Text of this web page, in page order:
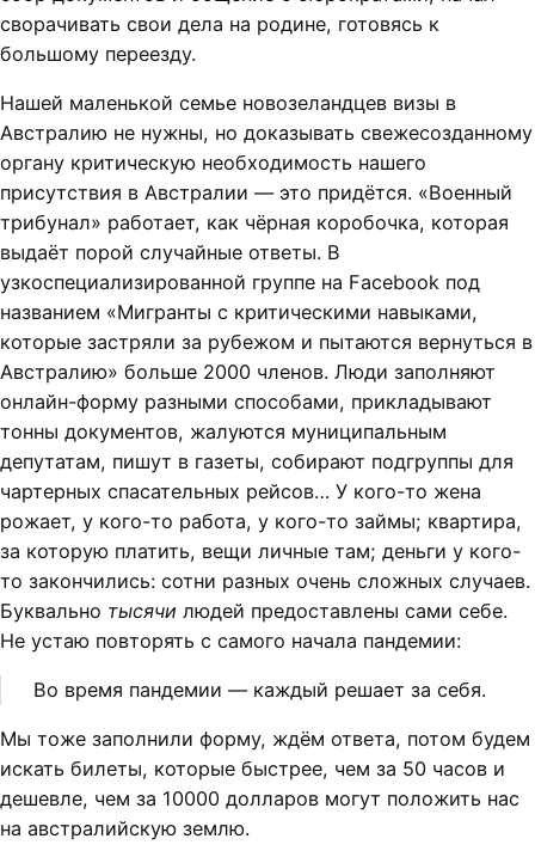
сворачивать свои дела на родине, готовясь к
большому переезду.
Нашей маленькой семье новозеландцев визы в
Австралию не нужны, но доказывать свежесозданному
органу критическую необходимость нашего
присутствия в Австралии — это придётся. «Военный
трибунал» работает, как чёрная коробочка, которая
выдаёт порой случайные ответы. В
узкоспециализированной группе на Facebook под
названием «Мигранты с критическими навыками,
которые застряли за рубежом и пытаются вернуться в
Австралию» больше 2000 членов. Люди заполняют
онлайн-форму разными способами, прикладывают
тонны документов, жалуются муниципальным
депутатам, пишут в газеты, собирают подгруппы для
чартерных спасательных рейсов… У кого-то жена
рожает, у кого-то работа, у кого-то займы; квартира,
за которую платить, вещи личные там; деньги у кого-
то закончились: сотни разных очень сложных случаев.
Буквально тысячи людей предоставлены сами себе.
Не устаю повторять с самого начала пандемии:
Во время пандемии — каждый решает за себя.
Мы тоже заполнили форму, ждём ответа, потом будем
искать билеты, которые быстрее, чем за 50 часов и
дешевле, чем за 10000 долларов могут положить нас
на австралийскую землю.